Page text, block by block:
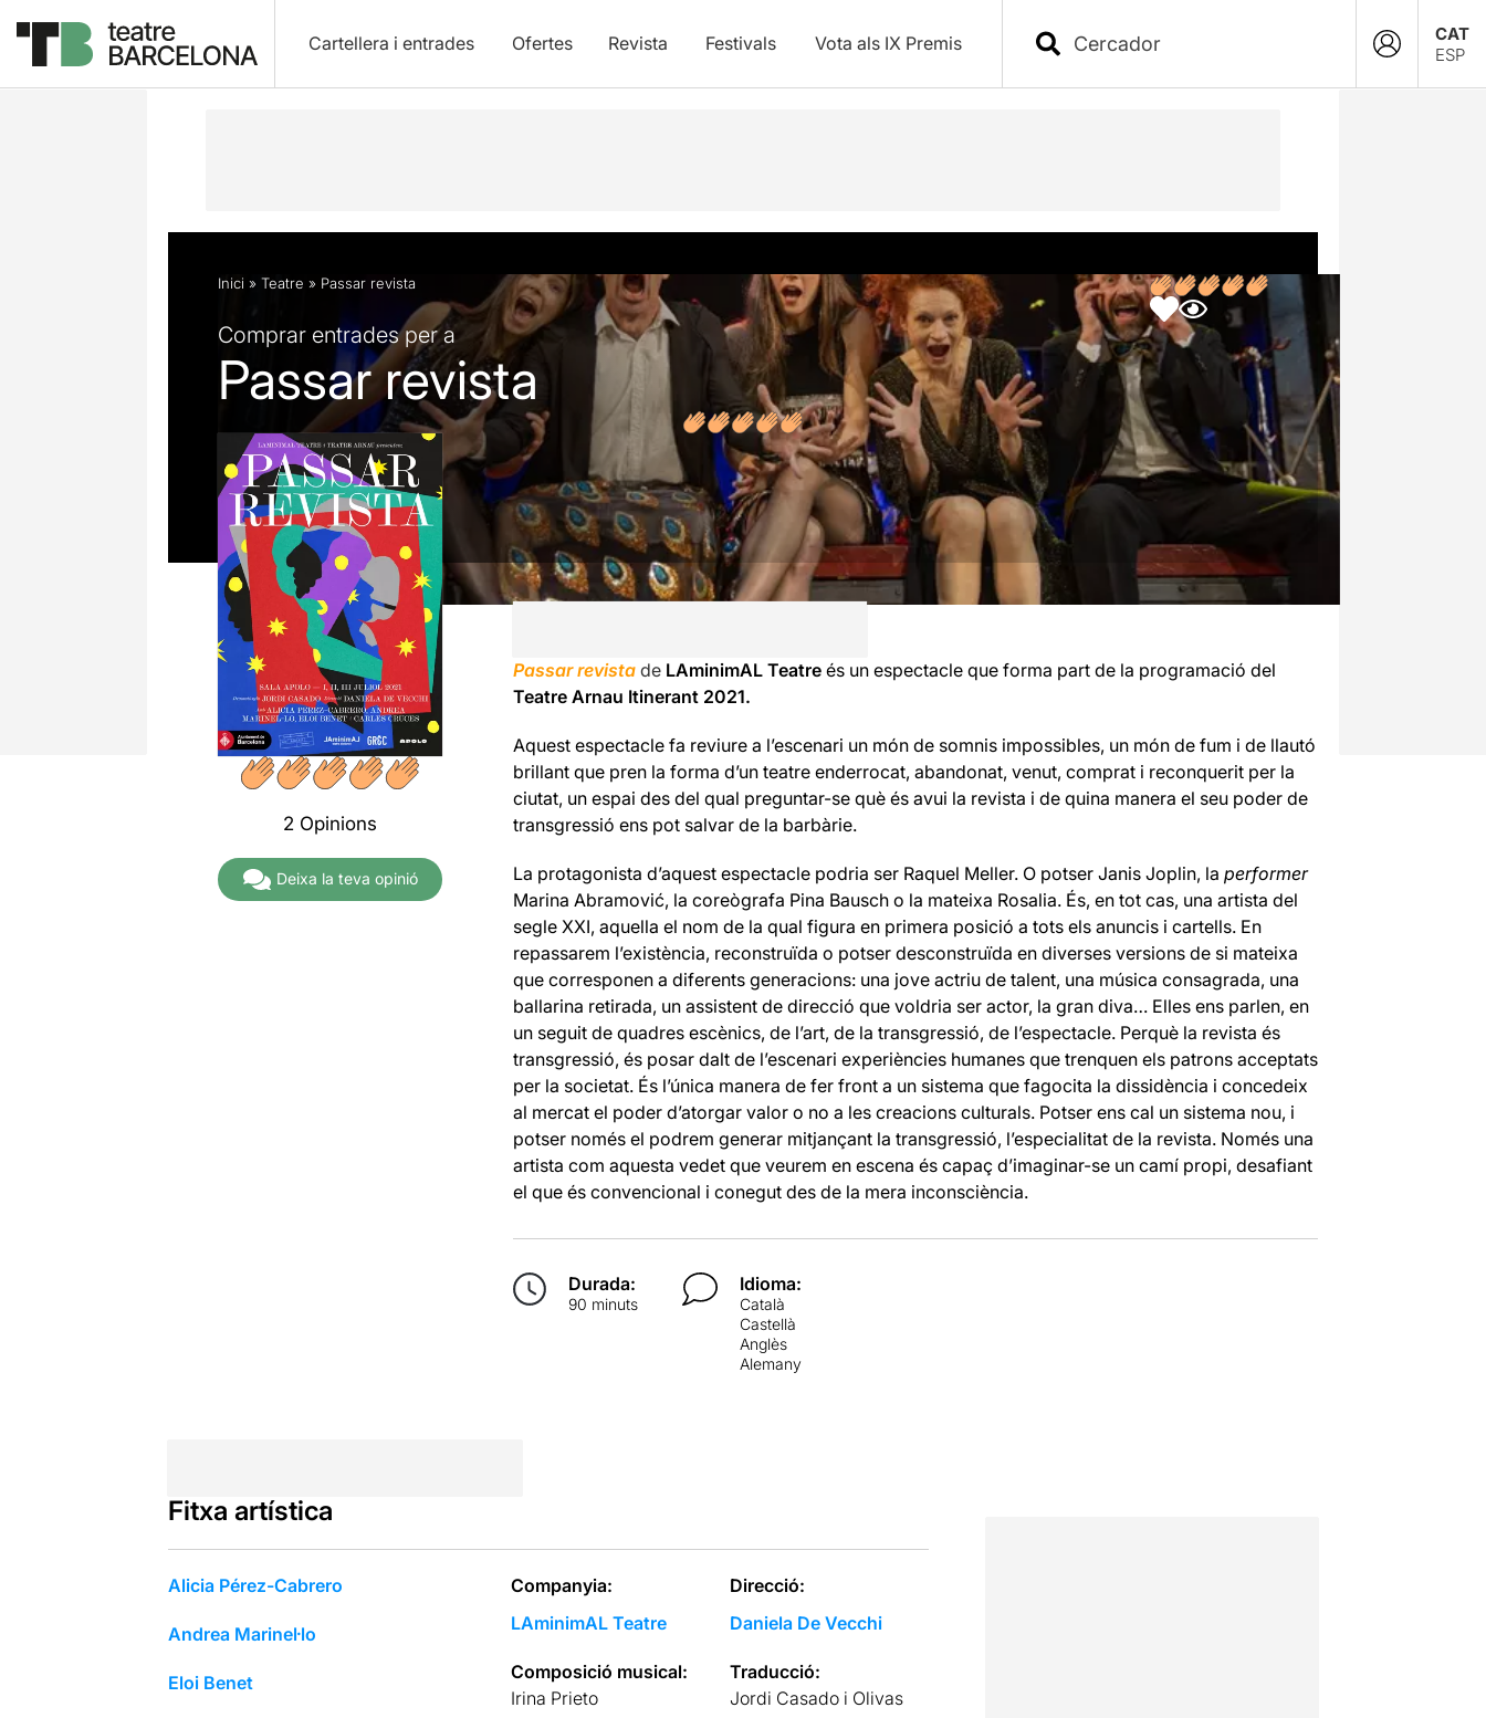
Cartellera i entrades Ofertes Revista Festivals Vota als IX Premis
CAT
ESP
Descripció Fitxa artística Fotos i vídeos Opinions Articles
Inici » Teatre » Passar revista
Comprar entrades per a
Passar revista
2 Opinions
Deixa la teva opinió
Passar revista de LAminimAL Teatreés un espectacle que forma part de la programació del
Teatre Arnau Itinerant 2021.
Aquest espectacle fa reviure a l’escenari un món de somnis impossibles, un món de fum i de llautó
brillant que pren la forma d’un teatre enderrocat, abandonat, venut, comprat i reconquerit per la
ciutat, un espai des del qual preguntar-se què és avui la revista i de quina manera el seu poder de
transgressió ens pot salvar de la barbàrie.
La protagonista d’aquest espectacle podria ser Raquel Meller. O potser Janis Joplin, la performer
Marina Abramović, la coreògrafa Pina Bausch o la mateixa Rosalia. És, en tot cas, una artista del
segle XXI, aquella el nom de la qual figura en primera posició a tots els anuncis i cartells. En
repassarem l’existència, reconstruïda o potser desconstruïda en diverses versions de si mateixa
que corresponen a diferents generacions: una jove actriu de talent, una música consagrada, una
ballarina retirada, un assistent de direcció que voldria ser actor, la gran diva… Elles ens parlen, en
un seguit de quadres escènics, de l’art, de la transgressió, de l’espectacle. Perquè la revista és
transgressió, és posar dalt de l’escenari experiències humanes que trenquen els patrons acceptats
per la societat. És l’única manera de fer front a un sistema que fagocita la dissidència i concedeix
al mercat el poder d’atorgar valor o no a les creacions culturals. Potser ens cal un sistema nou, i
potser només el podrem generar mitjançant la transgressió, l’especialitat de la revista. Només una
artista com aquesta vedet que veurem en escena és capaç d’imaginar-se un camí propi, desafiant
el que és convencional i conegut des de la mera inconsciència.
Durada:
90 minuts
Idioma:
Català
Castellà
Anglès
Alemany
Fitxa artística
Alicia Pérez-Cabrero
Andrea Marinel·lo
Eloi Benet
Companyia:
LAminimAL Teatre
Direcció:
Daniela De Vecchi
Composició musical:
Irina Prieto
Traducció:
Jordi Casado i Olivas